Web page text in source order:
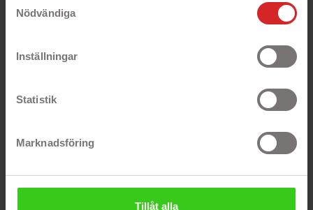
Nödvändiga
Inställningar
Statistik
Marknadsföring
Tillåt alla
Flertrådsteknik
hyperthreading för bättre
Maximal
minneskapacitet